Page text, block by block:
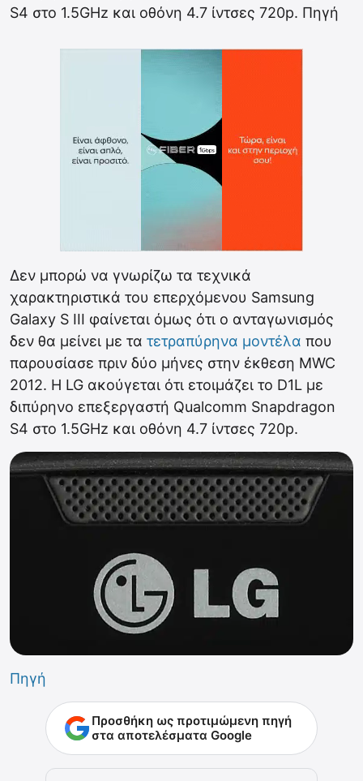
S4 στο 1.5GHz και οθόνη 4.7 ίντσες 720p. Πηγή
Δεν μπορώ να γνωρίζω τα τεχνικά
χαρακτηριστικά του επερχόμενου Samsung
Galaxy S III φαίνεται όμως ότι ο ανταγωνισμός
δεν θα μείνει με τα τετραπύρηνα μοντέλα που
παρουσίασε πριν δύο μήνες στην έκθεση MWC
2012. Η LG ακούγεται ότι ετοιμάζει το D1L με
διπύρηνο επεξεργαστή Qualcomm Snapdragon
S4 στο 1.5GHz και οθόνη 4.7 ίντσες 720p.
Πηγή
Προσθήκη ως προτιμώμενη πηγή
στα αποτελέσματα Google